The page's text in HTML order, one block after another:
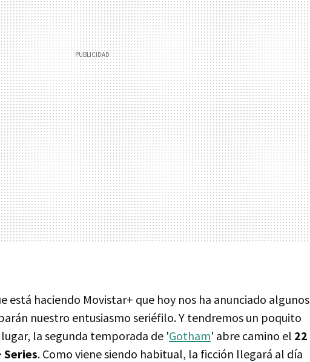
está haciendo Movistar+ que hoy nos ha anunciado algunos
nuestro entusiasmo seriéfilo. Y tendremos un poquito
la segunda temporada de 'Gotham' abre camino el 22
Series. Como viene siendo habitual, la ficción llegará al día